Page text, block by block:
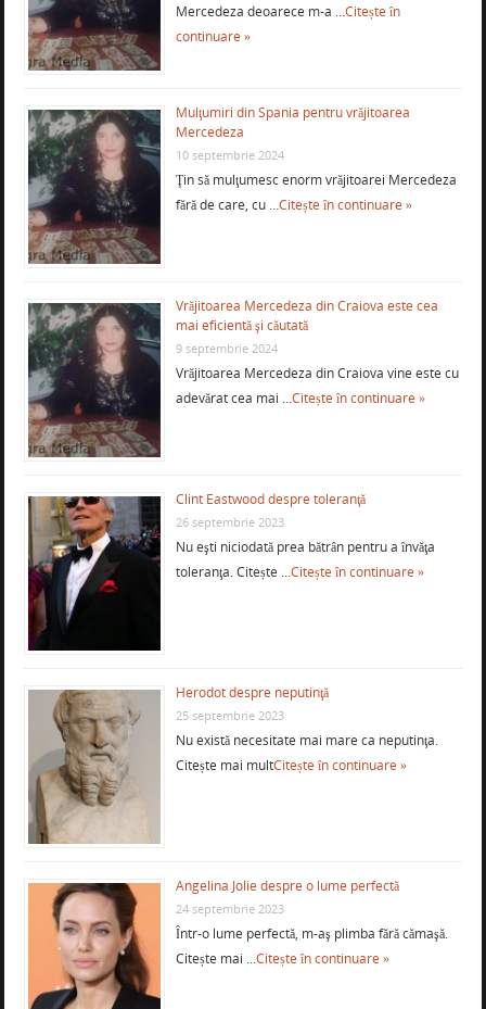
Mercedeza deoarece m-a …Citește în
continuare »
Mulţumiri din Spania pentru vrăjitoarea
Mercedeza
10 septembrie 2024
Ţin să mulţumesc enorm vrăjitoarei Mercedeza
fără de care, cu …Citește în continuare »
Vrăjitoarea Mercedeza din Craiova este cea
mai eficientă şi căutată
9 septembrie 2024
Vrăjitoarea Mercedeza din Craiova vine este cu
adevărat cea mai …Citește în continuare »
Clint Eastwood despre toleranţă
26 septembrie 2023
Nu eşti niciodată prea bătrân pentru a învăţa
toleranţa. Citește …Citește în continuare »
Herodot despre neputinţă
25 septembrie 2023
Nu există necesitate mai mare ca neputinţa.
Citește mai multCitește în continuare »
Angelina Jolie despre o lume perfectă
24 septembrie 2023
Într-o lume perfectă, m-aş plimba fără cămaşă.
Citește mai …Citește în continuare »